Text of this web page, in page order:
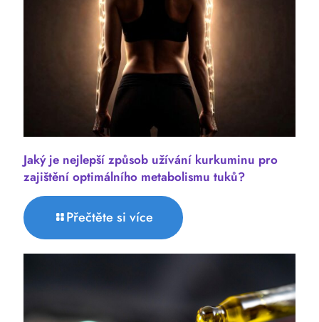
Jaký je nejlepší způsob užívání kurkuminu pro
zajištění optimálního metabolismu tuků?
Přečtěte si více